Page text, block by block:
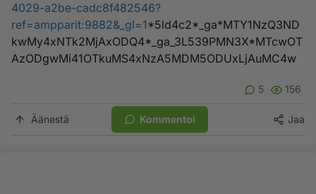
4029-a2be-cadc8f482546?
ref=ampparit:9882&_gl=1*5ld4c2*_ga*MTY1NzQ3ND
kwMy4xNTk2MjAxODQ4*_ga_3L539PMN3X*MTcwOT
AzODgwMi41OTkuMS4xNzA5MDM5ODUxLjAuMC4w
5 156
Äänestä Kommentoi Jaa